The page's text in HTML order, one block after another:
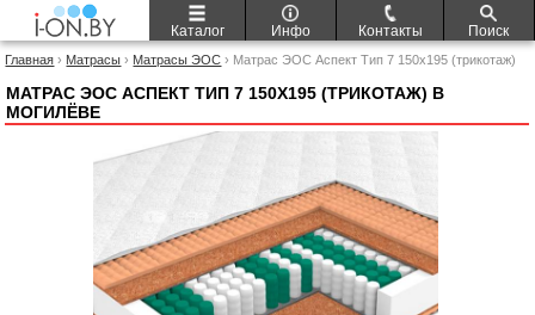
Каталог Инфо Контакты Поиск
Главная › Матрасы › Матрасы ЭОС › Матрас ЭОС Аспект Тип 7 150x195 (трикотаж)
МАТРАС ЭОС АСПЕКТ ТИП 7 150X195 (ТРИКОТАЖ) В
МОГИЛЁВЕ